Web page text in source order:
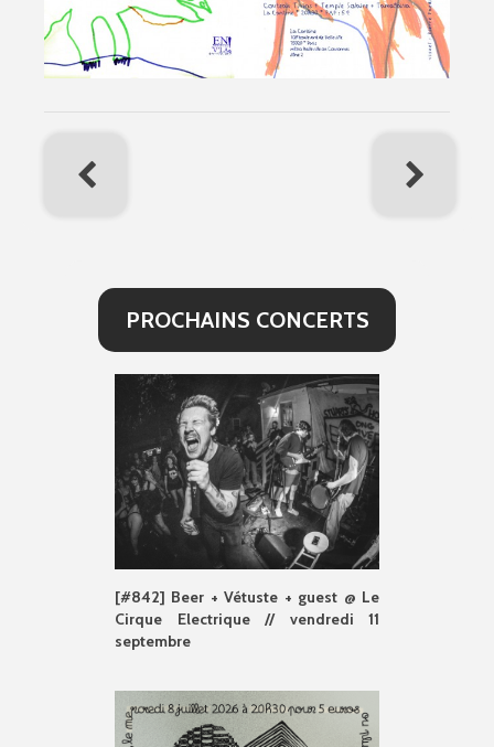
PROCHAINS CONCERTS
[#842] Beer + Vétuste + guest @ Le
Cirque Electrique // vendredi 11
septembre